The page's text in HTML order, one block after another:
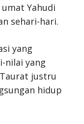
Yahudi
sehari-hari.
yang
nilai yang
justru
hidup